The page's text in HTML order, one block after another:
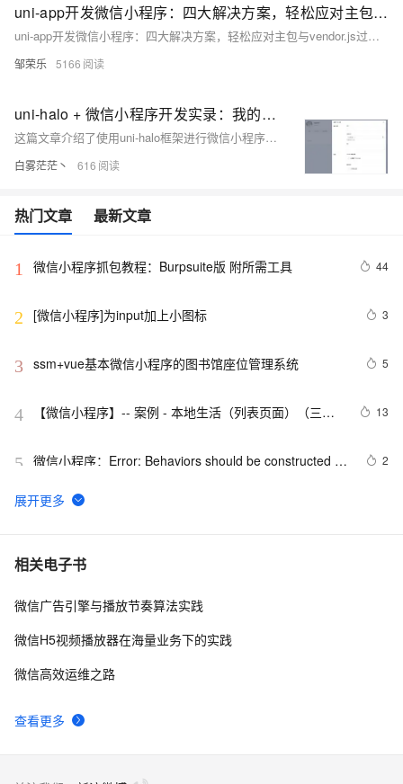
uni-app开发微信小程序：四大解决方案，轻松应对主包与vendor.js过大打包难题
uni-app开发微信小程序：四大解决方案，轻松应对主包与vendor.js过大打包难题
邹荣乐 5166
uni-halo + 微信小程序开发实录：我的第一个作品诞生记
这篇文章介绍了使用uni-halo框架进行微信小程序开发的过程，包括选择该框架的原因、开发目标以及项目配置和部署的步骤。
白雾茫茫丶 616
热门文章 最新文章
1 微信小程序抓包教程：Burpsuite版 附所需工具 44
2 [微信小程序]为input加上小图标 3
3 ssm+vue基本微信小程序的图书馆座位管理系统 5
4
【微信小程序】-- 案例 - 本地生活（列表页面）（三
13
5 微信小程序：Error: Behaviors should be constructed
2
6 利用itchat搭建微信机器人详解(附三个实用示例)（下）
7 【视频教程】微信小程序开发-框架篇2 WXML
8 使用微信JS-SDK调用发票接口的完整开发指南
相关电子书
查看更多
微信广告引擎与播放节奏算法实践
微信H5视频播放器在海量业务下的实践
微信高效运维之路